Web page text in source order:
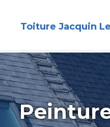
Toiture Jacquin